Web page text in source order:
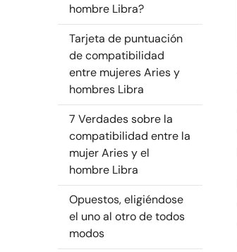
hombre Libra?
Tarjeta de puntuación
de compatibilidad
entre mujeres Aries y
hombres Libra
7 Verdades sobre la
compatibilidad entre la
mujer Aries y el
hombre Libra
Opuestos, eligiéndose
el uno al otro de todos
modos